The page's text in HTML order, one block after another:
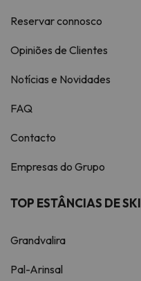
Reservar connosco
Opiniões de Clientes
Notícias e Novidades
FAQ
Contacto
Empresas do Grupo
TOP ESTÂNCIAS DE SKI
Grandvalira
Pal-Arinsal